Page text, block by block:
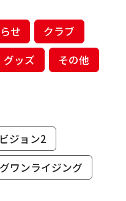
せ
クラブ
グッズ その他
ジョン2
ワンライジング